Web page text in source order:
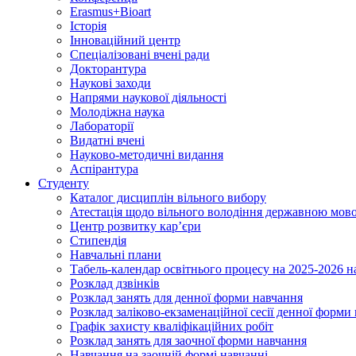
Erasmus+Bioart
Історія
Інноваційний центр
Спеціалізовані вчені ради
Докторантура
Наукові заходи
Напрями наукової діяльності
Молодіжна наука
Лабораторії
Видатні вчені
Науково-методичні видання
Аспірантура
Студенту
Каталог дисциплін вільного вибору
Атестація щодо вільного володіння державною
Центр розвитку кар’єри
Стипендія
Навчальні плани
Табель-календар освітнього процесу на 2025-2026
Розклад дзвінків
Розклад занять для денної форми навчання
Розклад заліково-екзаменаційної сесії денної
Графік захисту кваліфікаційних робіт
Розклад занять для заочної форми навчання